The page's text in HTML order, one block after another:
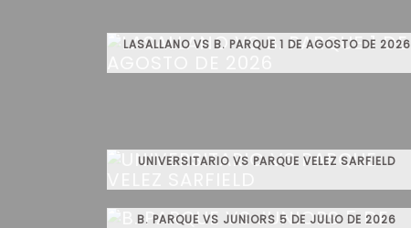
LASALLANO VS B. PARQUE 1 DE AGOSTO DE 2026
UNIVERSITARIO VS PARQUE VELEZ SARFIELD
B. PARQUE VS JUNIORS 5 DE JULIO DE 2026